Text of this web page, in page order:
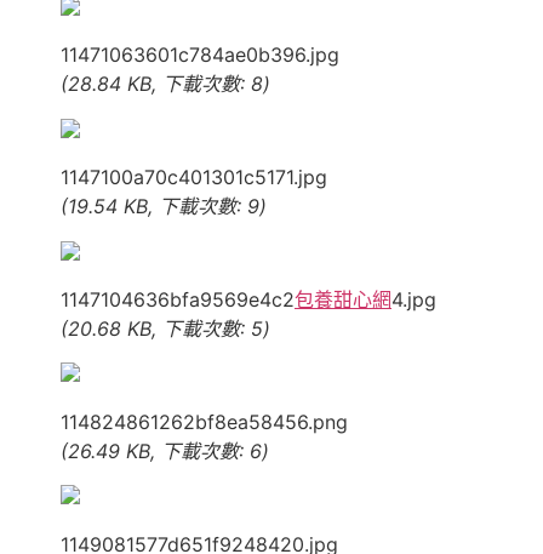
11471063601c784ae0b396.jpg
(28.84 KB, 下載次數: 8)
1147100a70c401301c5171.jpg
(19.54 KB, 下載次數: 9)
1147104636bfa9569e4c2包養甜心網4.jpg
(20.68 KB, 下載次數: 5)
114824861262bf8ea58456.png
(26.49 KB, 下載次數: 6)
1149081577d651f9248420.jpg